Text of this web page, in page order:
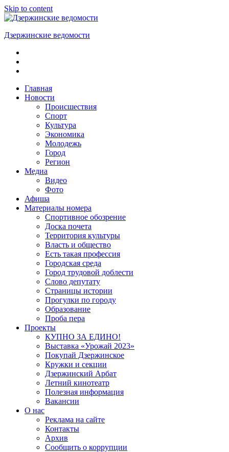
Skip to content
Дзержинские ведомости
ОБЩЕСТВЕННО-
ПОЛИТИЧЕСКАЯ
ГАЗЕТАГлавная
Новости
Происшествия
Спорт
Культура
Экономика
Молодежь
Город
Регион
Медиа
Видео
Фото
Афиша
Материалы номера
Спортивное обозрение
Доска почета
Территория культуры
Власть и общество
Есть такая профессия
Городская среда
Город трудовой доблести
Слово депутату
Страницы истории
Прогулки по городу
Образование
Проба пера
Проекты
КУПНО ЗА ЕДИНО!
Выставка «Урожай 2023»
Покупай Дзержинское
Кружки и секции
Дзержинский Арбат
Летний кинотеатр
Полезная информация
Вакансии
О нас
Реклама на сайте
Контакты
Архив
Сообщить о коррупции